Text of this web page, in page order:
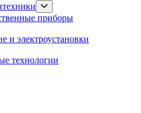
sub
menu
приборы
и электроустановки
технологии